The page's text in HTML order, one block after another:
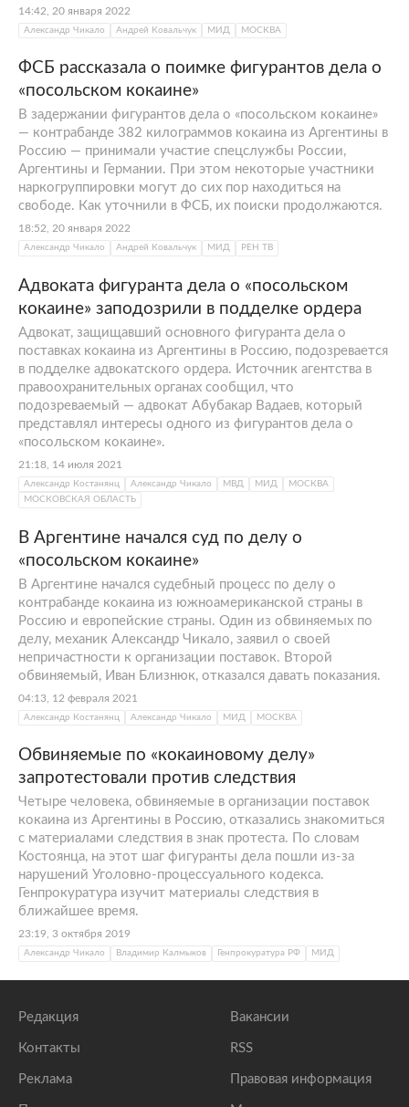
14:42, 20 января 2022
Александр Чикало Андрей Ковальчук МИД МОСКВА
ФСБ рассказала о поимке фигурантов дела о
«посольском кокаине»
В задержании фигурантов дела о «посольском кокаине»
— контрабанде 382 килограммов кокаина из Аргентины в
Россию — принимали участие спецслужбы России,
Аргентины и Германии. При этом некоторые участники
наркогруппировки могут до сих пор находиться на
свободе. Как уточнили в ФСБ, их поиски продолжаются.
18:52, 20 января 2022
Александр Чикало Андрей Ковальчук МИД РЕН ТВ
Адвоката фигуранта дела о «посольском
кокаине» заподозрили в подделке ордера
Адвокат, защищавший основного фигуранта дела о
поставках кокаина из Аргентины в Россию, подозревается
в подделке адвокатского ордера. Источник агентства в
правоохранительных органах сообщил, что
подозреваемый — адвокат Абубакар Вадаев, который
представлял интересы одного из фигурантов дела о
«посольском кокаине».
21:18, 14 июля 2021
Александр Костанянц Александр Чикало МВД МИД
МОСКВА
МОСКОВСКАЯ ОБЛАСТЬ
В Аргентине начался суд по делу о
«посольском кокаине»
В Аргентине начался судебный процесс по делу о
контрабанде кокаина из южноамериканской страны в
Россию и европейские страны. Один из обвиняемых по
делу, механик Александр Чикало, заявил о своей
непричастности к организации поставок. Второй
обвиняемый, Иван Близнюк, отказался давать показания.
04:13, 12 февраля 2021
Александр Костанянц Александр Чикало МИД МОСКВА
Обвиняемые по «кокаиновому делу»
запротестовали против следствия
Четыре человека, обвиняемые в организации поставок
кокаина из Аргентины в Россию, отказались знакомиться
с материалами следствия в знак протеста. По словам
Костоянца, на этот шаг фигуранты дела пошли из-за
нарушений Уголовно-процессуального кодекса.
Генпрокуратура изучит материалы следствия в
ближайшее время.
23:19, 3 октября 2019
Александр Чикало Владимир Калмыков Генпрокуратура РФ МИД
Редакция
Контакты
Реклама
Вакансии
RSS
Правовая информация